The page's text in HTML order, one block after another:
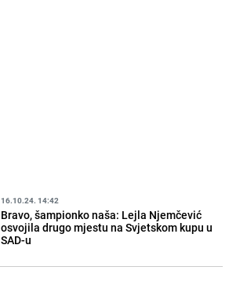
16.10.24. 14:42
Bravo, šampionko naša: Lejla Njemčević
osvojila drugo mjestu na Svjetskom kupu u
SAD-u